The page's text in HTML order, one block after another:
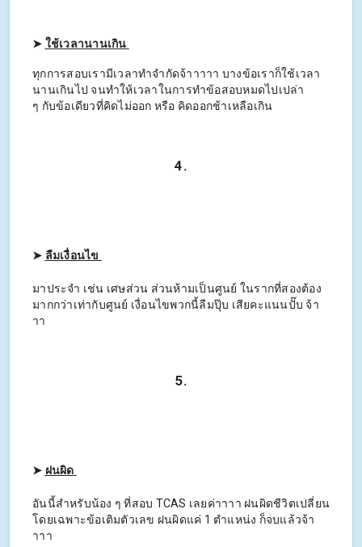
➤ ใช้เวลานานเกิน
ทุกการสอบเรามีเวลาทำจำกัดจ้าาาาา บางข้อเราก็ใช้เวลา
นานเกินไป จนทำให้เวลาในการทำข้อสอบหมดไปเปล่า
ๆ กับข้อเดียวที่คิดไม่ออก หรือ คิดออกช้าเหลือเกิน
4.
➤ ลืมเงื่อนไข
มาประจำ เช่น เศษส่วน ส่วนห้ามเป็นศูนย์ ในรากที่สองต้อง
มากกว่าเท่ากับศูนย์ เงื่อนไขพวกนี้ลืมปุ๊บ เสียคะแนนปั๊บ จ้า
าา
5.
➤ ฝนผิด
อันนี้สำหรับน้อง ๆ ที่สอบ TCAS เลยค่าาาา ฝนผิดชีวิตเปลี่ยน
โดยเฉพาะข้อเติมตัวเลข ฝนผิดแค่ 1 ตำแหน่ง ก็จบแล้วจ้า
าาา